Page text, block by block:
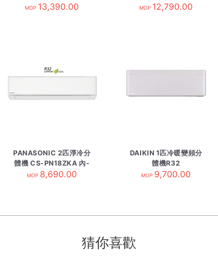
MOP 13,390.00
FTXJ50MV1HB 夜黑
MOP 12,790.00
PANASONIC 2匹淨冷分
體機 CS-PN18ZKA 內-
R32
MOP 8,690.00
DAIKIN 1匹冷暖變頻分
體機R32
FTXJ25MV1HW 雲白
MOP 9,700.00
猜你喜歡